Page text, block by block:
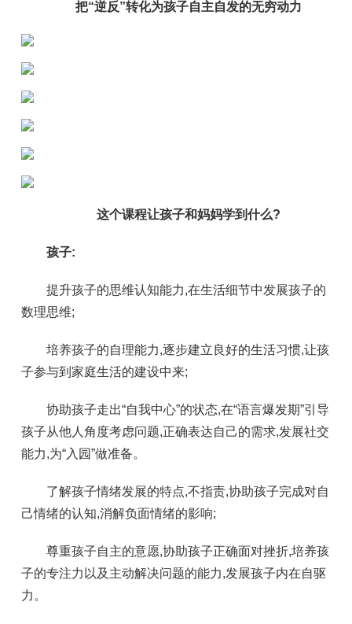
把“逆反”转化为孩子自主自发的无穷动力
这个课程让孩子和妈妈学到什么?
孩子:
提升孩子的思维认知能力,在生活细节中发展孩子的
数理思维;
培养孩子的自理能力,逐步建立良好的生活习惯,让孩
子参与到家庭生活的建设中来;
协助孩子走出“自我中心”的状态,在“语言爆发期”引导
孩子从他人角度考虑问题,正确表达自己的需求,发展社交
能力,为“入园”做准备。
了解孩子情绪发展的特点,不指责,协助孩子完成对自
己情绪的认知,消解负面情绪的影响;
尊重孩子自主的意愿,协助孩子正确面对挫折,培养孩
子的专注力以及主动解决问题的能力,发展孩子内在自驱
力。